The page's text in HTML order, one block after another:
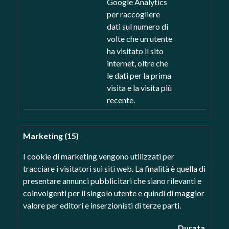
per raccogliere
dati sul numero di
volte che un utente
ha visitato il sito
internet, oltre che
le dati per la prima
visita e la visita più
recente.
Marketing (15)
I cookie di marketing vengono utilizzati per
tracciare i visitatori sui siti web. La finalità è quella di
presentare annunci pubblicitari che siano rilevanti e
coinvolgenti per il singolo utente e quindi di maggior
valore per editori e inserzionisti di terze parti.